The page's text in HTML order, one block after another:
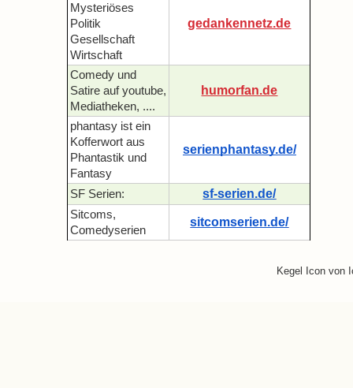
Mysteriöses
Politik
Gesellschaft
Wirtschaft
gedankennetz.de
Comedy und
Satire auf youtube,
Mediatheken, ....
humorfan.de
phantasy ist ein
Kofferwort aus
Phantastik und
Fantasy
serienphantasy.de/
SF Serien: sf-serien.de/
Sitcoms,
Comedyserien
sitcomserien.de/
Kegel Icon von